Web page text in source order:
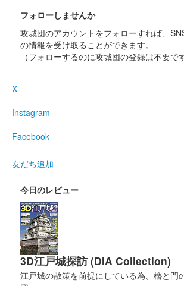
姫路城 御城印
限定箔押し版
販売終了
ブース出展していた城郭合体オシロボッツブ
姫路城 御城印
販売終了
白鷺の画像がデザインされている。
姫路城 御城印
ョン「衣」
販売終了
フォローしませんか
攻城団のアカウントをフォローすれば、
の情報を受け取ることができます。
（フォローするのに攻城団の登録は不要で
X
Instagram
Facebook
友だち追加
今日のレビュー
3D江戸城探訪 (DIA Collection)
江戸城の散策を前提にしている為、櫓と門